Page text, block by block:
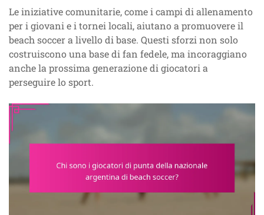
Le iniziative comunitarie, come i campi di allenamento
per i giovani e i tornei locali, aiutano a promuovere il
beach soccer a livello di base. Questi sforzi non solo
costruiscono una base di fan fedele, ma incoraggiano
anche la prossima generazione di giocatori a
perseguire lo sport.